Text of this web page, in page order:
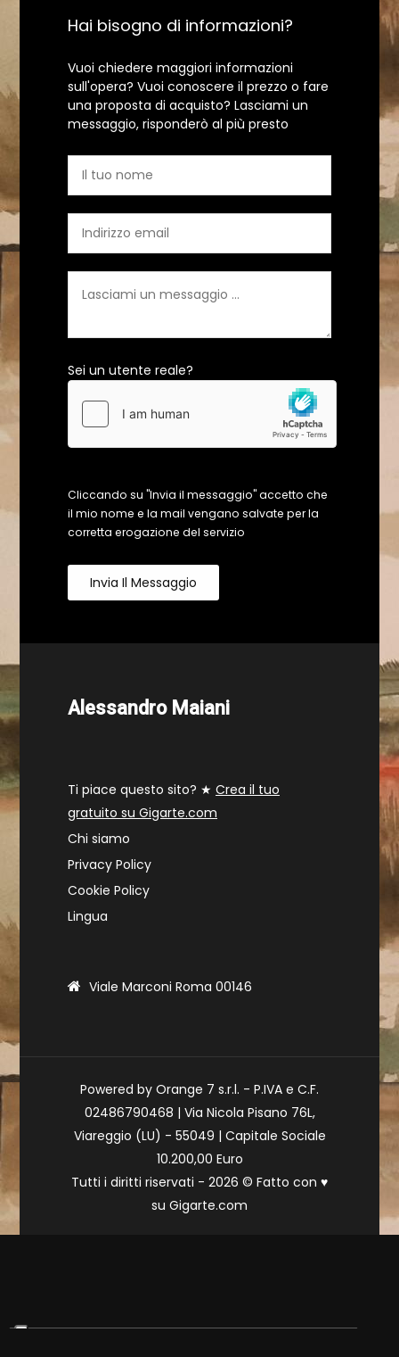
Hai bisogno di informazioni?
Vuoi chiedere maggiori informazioni
sull'opera? Vuoi conoscere il prezzo o fare
una proposta di acquisto? Lasciami un
messaggio, risponderò al più presto
Sei un utente reale?
Cliccando su "Invia il messaggio" accetto che
il mio nome e la mail vengano salvate per la
corretta erogazione del servizio
Invia Il Messaggio
Alessandro Maiani
Ti piace questo sito? ★ Crea il tuo
gratuito su Gigarte.com
Chi siamo
Privacy Policy
Cookie Policy
Lingua
Viale Marconi Roma 00146
Powered by Orange 7 s.r.l. - P.IVA e C.F.
02486790468 | Via Nicola Pisano 76L,
Viareggio (LU) - 55049 | Capitale Sociale
10.200,00 Euro
Tutti i diritti riservati - 2026 © Fatto con ♥
su Gigarte.com